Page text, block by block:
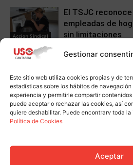
Gestionar
Este sitio web utiliza cookies propias y de
estadísticas sobre los hábitos de navegación
experiencia y permitirle compartir
puede aceptar o rechazar las cookies, así
quiere deshabilitar. Puede encontrarv toda
Política de Cookies
Aceptar
Accion Sindical
El TSJC
empleadas de
sin limitaciones
Accion Sindical
Firmado el